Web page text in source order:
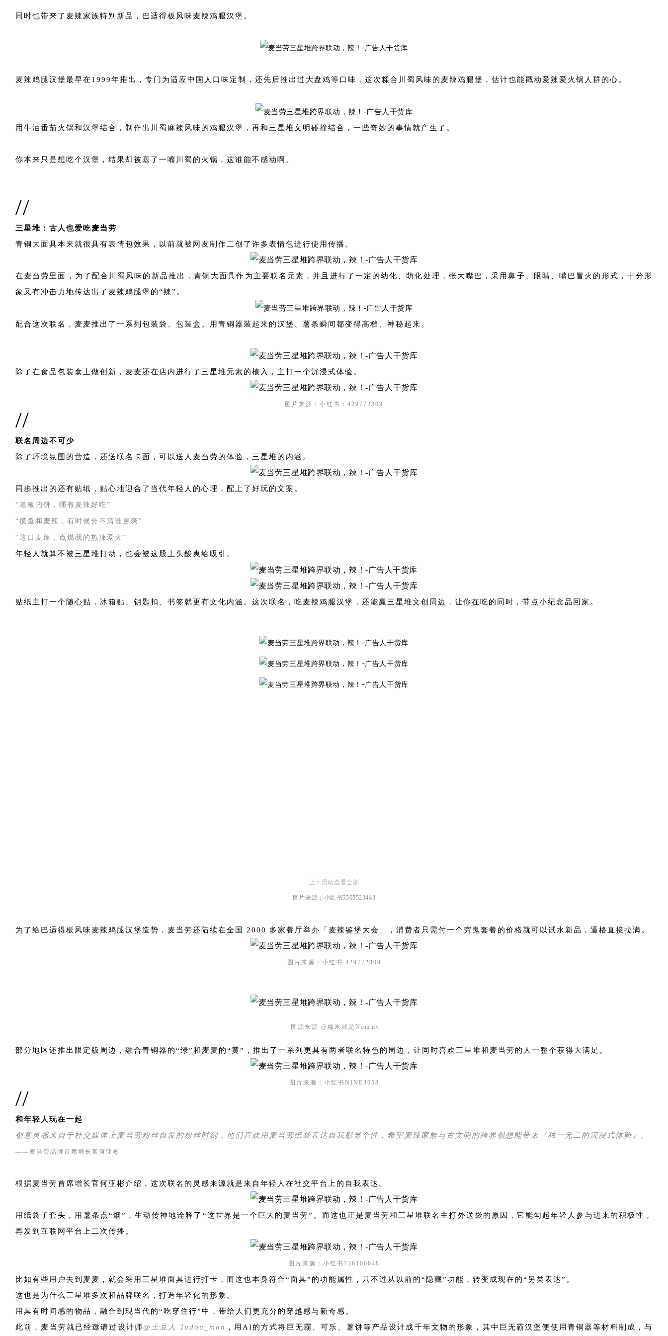
同时也带来了麦辣家族特别新品，巴适得板风味麦辣鸡腿汉堡。
麦辣鸡腿汉堡最早在1999年推出，专门为适应中国人口味定制，还先后推出过大盘鸡等口味，这次糅合川蜀风味的麦辣鸡腿堡，估计也能戳动爱辣爱火锅人群的心。
用牛油番茄火锅和汉堡结合，制作出川蜀麻辣风味的鸡腿汉堡，再和三星堆文明碰撞结合，一些奇妙的事情就产生了。
你本来只是想吃个汉堡，结果却被塞了一嘴川蜀的火锅，这谁能不感动啊。
//
三星堆：古人也爱吃麦当劳
青铜大面具本来就很具有表情包效果，以前就被网友制作二创了许多表情包进行使用传播。
在麦当劳里面，为了配合川蜀风味的新品推出，青铜大面具作为主要联名元素，并且进行了一定的幼化、萌化处理，张大嘴巴，采用鼻子、眼睛、嘴巴冒火的形式，十分形
象又有冲击力地传达出了麦辣鸡腿堡的“辣”。
配合这次联名，麦麦推出了一系列包装袋、包装盒。用青铜器装起来的汉堡、薯条瞬间都变得高档、神秘起来。
除了在食品包装盒上做创新，麦麦还在店内进行了三星堆元素的植入，主打一个沉浸式体验。
图片来源：小红书：429772309
//
联名周边不可少
除了环境氛围的营造，还送联名卡面，可以送人麦当劳的体验，三星堆的内涵。
同步推出的还有贴纸，贴心地迎合了当代年轻人的心理，配上了好玩的文案。
“老板的饼，哪有麦辣好吃”
“摸鱼和麦辣，有时候分不清谁更爽”
“这口麦辣，点燃我的热辣爱火”
年轻人就算不被三星堆打动，也会被这股上头酸爽给吸引。
贴纸主打一个随心贴，冰箱贴、钥匙扣、书签就更有文化内涵。这次联名，吃麦辣鸡腿汉堡，还能赢三星堆文创周边，让你在吃的同时，带点小纪念品回家。
上下滑动查看全部
图片来源：小红书5565523443
为了给巴适得板风味麦辣鸡腿汉堡造势，麦当劳还陆续在全国 2000 多家餐厅举办「麦辣鉴堡大会」，消费者只需付一个穷鬼套餐的价格就可以试水新品，逼格直接拉满。
图片来源：小红书 429772309
图源来源 @糯米就是Nommy
部分地区还推出限定版周边，融合青铜器的“绿”和麦麦的“黄”，推出了一系列更具有两者联名特色的周边，让同时喜欢三星堆和麦当劳的人一整个获得大满足。
图片来源：小红书NINE3658
//
和年轻人玩在一起
创意灵感来自于社交媒体上麦当劳粉丝自发的粉丝时刻，他们喜欢用麦当劳纸袋表达自我彰显个性，希望麦辣家族与古文明的跨界创想能带来『独一无二的沉浸式体验』。
——麦当劳品牌首席增长官何亚彬
根据麦当劳首席增长官何亚彬介绍，这次联名的灵感来源就是来自年轻人在社交平台上的自我表达。
用纸袋子套头，用薯条点“烟”，生动传神地诠释了“这世界是一个巨大的麦当劳”。而这也正是麦当劳和三星堆联名主打外送袋的原因，它能勾起年轻人参与进来的积极性，
再发到互联网平台上二次传播。
图片来源：小红书736100648
比如有些用户去到麦麦，就会采用三星堆面具进行打卡，而这也本身符合“面具”的功能属性，只不过从以前的“隐藏”功能，转变成现在的“另类表达”。
这也是为什么三星堆多次和品牌联名，打造年轻化的形象。
用具有时间感的物品，融合到现当代的“吃穿住行”中，带给人们更充分的穿越感与新奇感。
此前，麦当劳就已经邀请过设计师@土豆人 Tudou_man ，用AI的方式将巨无霸、可乐、薯饼等产品设计成千年文物的形象，其中巨无霸汉堡便使用青铜器等材料制成，与